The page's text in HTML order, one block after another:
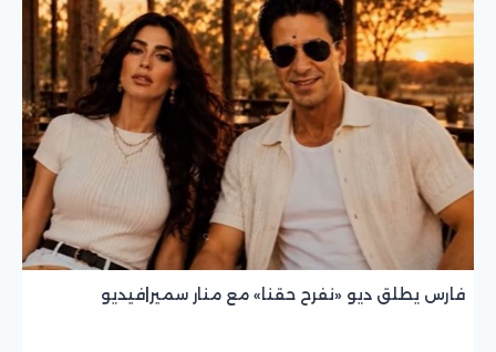
فارس يطلق ديو «نفرح حقنا» مع منار سمير|فيديو